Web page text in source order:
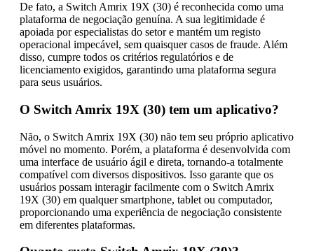
De fato, a Switch Amrix 19X (30) é reconhecida como uma
plataforma de negociação genuína. A sua legitimidade é
apoiada por especialistas do setor e mantém um registo
operacional impecável, sem quaisquer casos de fraude. Além
disso, cumpre todos os critérios regulatórios e de
licenciamento exigidos, garantindo uma plataforma segura
para seus usuários.
O Switch Amrix 19X (30) tem um aplicativo?
Não, o Switch Amrix 19X (30) não tem seu próprio aplicativo
móvel no momento. Porém, a plataforma é desenvolvida com
uma interface de usuário ágil e direta, tornando-a totalmente
compatível com diversos dispositivos. Isso garante que os
usuários possam interagir facilmente com o Switch Amrix
19X (30) em qualquer smartphone, tablet ou computador,
proporcionando uma experiência de negociação consistente
em diferentes plataformas.